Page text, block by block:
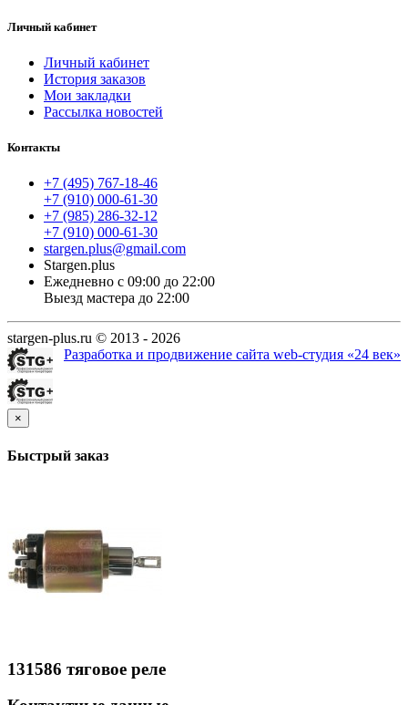
Личный кабинет
Личный кабинет
История заказов
Мои закладки
Рассылка новостей
Контакты
+7 (495) 767-18-46
+7 (910) 000-61-30
+7 (985) 286-32-12
+7 (910) 000-61-30
stargen.plus@gmail.com
Stargen.plus
Ежедневно с 09:00 до 22:00
Выезд мастера до 22:00
stargen-plus.ru © 2013 - 2026
Разработка и продвижение сайта web-студия «24 век»
×
Быстрый заказ
131586 тяговое реле